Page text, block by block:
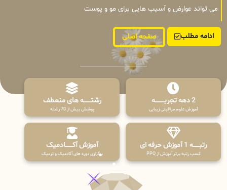
می تواند عوارض و آسیب هایی برای مو و پوست
ادامه مطلب صفحه اصلی
2 دهه تجربـــــــــه
آموزش علوم مراقبتی زیبایی
رشتـــــــه های منعطف
پوشش بیش از 70 رشته
رتبــــــه 1 آموزش حرفه ای
کسب رتبه برتر آموزش از PPQ
آموزش آکـــــــادمیک
برگزاری دوره های آکادمیک و ترمیک